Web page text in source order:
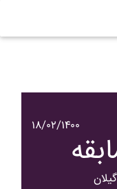
۱۸/۰۲/۱۴۰۰